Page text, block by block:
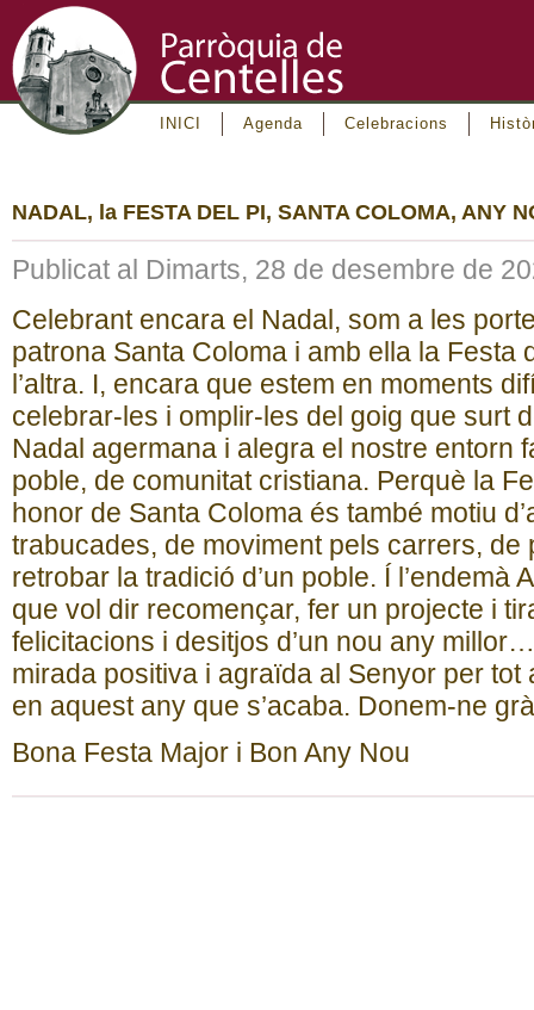
INICI Agenda Celebracions
NADAL, la FESTA DEL PI, SANTA COLOMA, ANY
Publicat al Dimarts, 28 de desembre de
Celebrant encara el Nadal, som a les
patrona Santa Coloma i amb ella la Festa
l’altra. I, encara que estem en moments
celebrar-les i omplir-les del goig que surt
Nadal agermana i alegra el nostre entorn
poble, de comunitat cristiana. Perquè la
honor de Santa Coloma és també motiu
trabucades, de moviment pels carrers, de
retrobar la tradició d’un poble. Í l’endemà
que vol dir recomençar, fer un projecte i
felicitacions i desitjos d’un nou any
mirada positiva i agraïda al Senyor per tot
en aquest any que s’acaba. Donem-ne
Bona Festa Major i Bon Any Nou